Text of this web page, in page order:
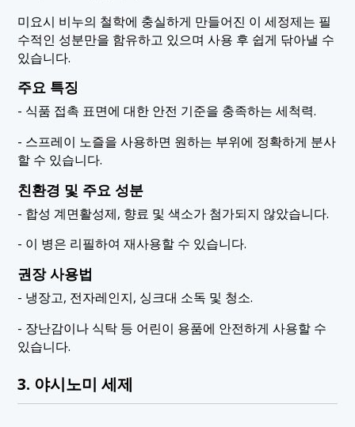
미요시 비누의 철학에 충실하게 만들어진 이 세정제는 필
수적인 성분만을 함유하고 있으며 사용 후 쉽게 닦아낼 수
있습니다.
주요 특징
- 식품 접촉 표면에 대한 안전 기준을 충족하는 세척력.
- 스프레이 노즐을 사용하면 원하는 부위에 정확하게 분사
할 수 있습니다.
친환경 및 주요 성분
- 합성 계면활성제, 향료 및 색소가 첨가되지 않았습니다.
- 이 병은 리필하여 재사용할 수 있습니다.
권장 사용법
- 냉장고, 전자레인지, 싱크대 소독 및 청소.
- 장난감이나 식탁 등 어린이 용품에 안전하게 사용할 수
있습니다.
3. 야시노미 세제